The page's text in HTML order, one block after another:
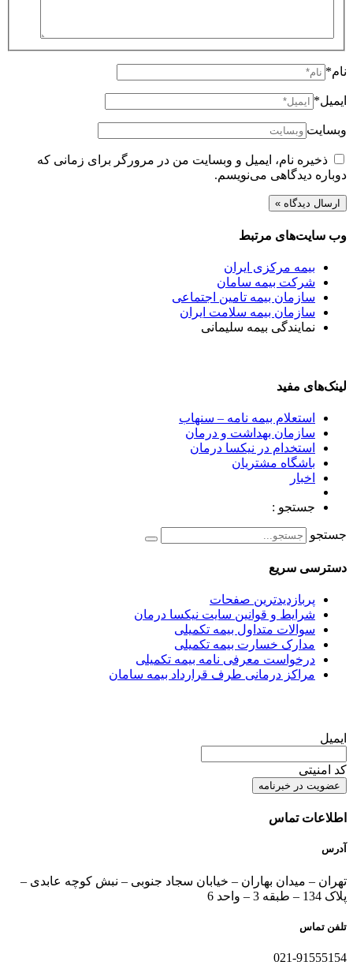
نام*
ایمیل*
وبسایت
ذخیره نام، ایمیل و وبسایت من در مرورگر برای زمانی که
دوباره دیدگاهی می‌نویسم.
وب سایت‌های مرتبط
بیمه مرکزی ایران
شرکت بیمه سامان
سازمان بیمه تامین اجتماعی
سازمان بیمه سلامت ایران
نمایندگی بیمه سلیمانی
لینک‌های مفید
استعلام بیمه نامه – سنهاب
سازمان بهداشت و درمان
استخدام در نیکسا درمان
باشگاه مشتریان
اخبار
جستجو :
جستجو
دسترسی سریع
پربازدیدترین صفحات
شرایط و قوانین سایت نیکسا درمان
سوالات متداول بیمه تکمیلی
مدارک خسارت بیمه تکمیلی
درخواست معرفی نامه بیمه تکمیلی
مراکز درمانی طرف قرارداد بیمه سامان
ایمیل
کد امنیتی
اطلاعات تماس
آدرس
تهران – میدان بهاران – خیابان سجاد جنوبی – نبش کوچه عابدی –
پلاک 134 – طبقه 3 – واحد 6
تلفن تماس
021-91555154